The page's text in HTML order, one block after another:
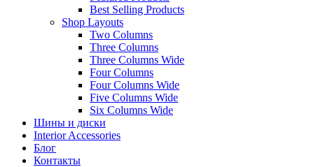
Best Selling Products
Shop Layouts
Two Columns
Three Columns
Three Columns Wide
Four Columns
Four Columns Wide
Five Columns Wide
Six Columns Wide
Шины и диски
Interior Accessories
Блог
Контакты